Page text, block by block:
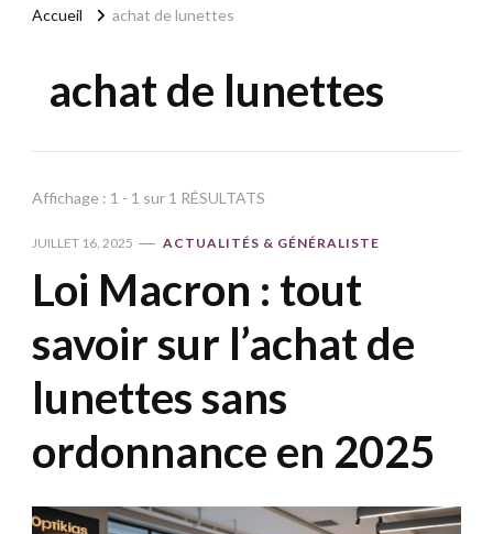
Accueil achat de lunettes
achat de lunettes
Affichage : 1 - 1 sur 1 RÉSULTATS
JUILLET 16, 2025 ACTUALITÉS & GÉNÉRALISTE
Loi Macron : tout
savoir sur l’achat de
lunettes sans
ordonnance en 2025